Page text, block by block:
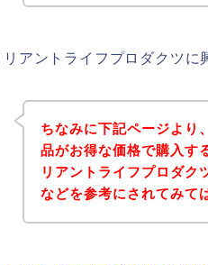
アントライフプロダクツに
ちなみに下記ページより
品がお得な価格で購入す
リアントライフプロダク
などを参考にされてみて